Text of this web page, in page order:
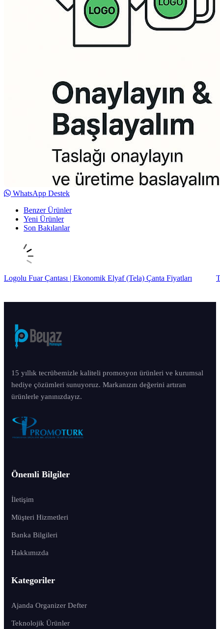
WhatsApp Destek
Benzer Ürünler
Yeni Ürünler
Son Bakılanlar
Logolu Fuar Çantası | Ekonomik Elyaf (Tela) Çanta Fiyatları
15 yıllık tecrübemizle kaliteli promosyon ürünleri ve kurumsal
hediye çözümleri sunuyoruz. Markanızın değerini artıran
ürünlerle yanınızdayız.
Önemli Bilgiler
İletişim
Müşteri Hizmetleri
Banka Bilgileri
Hakkımızda
Kategoriler
Ajanda Organizer Defter
Teknolojik Ürünler